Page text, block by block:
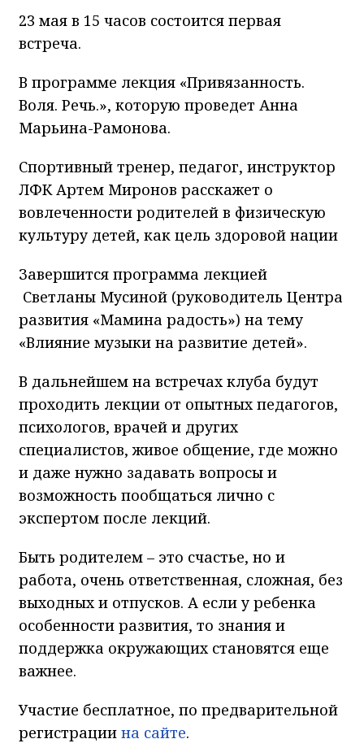
23 мая в 15 часов состоится первая
встреча.
В программе лекция «Привязанность.
Воля. Речь.», которую проведет Анна
Марьина-Рамонова.
Спортивный тренер, педагог, инструктор
ЛФК Артем Миронов расскажет о
вовлеченности родителей в физическую
культуру детей, как цель здоровой нации
Завершится программа лекцией
Светланы Мусиной (руководитель Центра
развития «Мамина радость») на тему
«Влияние музыки на развитие детей».
В дальнейшем на встречах клуба будут
проходить лекции от опытных педагогов,
психологов, врачей и других
специалистов, живое общение, где можно
и даже нужно задавать вопросы и
возможность пообщаться лично с
экспертом после лекций.
Быть родителем – это счастье, но и
работа, очень ответственная, сложная, без
выходных и отпусков. А если у ребенка
особенности развития, то знания и
поддержка окружающих становятся еще
важнее.
Участие бесплатное, по предварительной
регистрации на сайте.